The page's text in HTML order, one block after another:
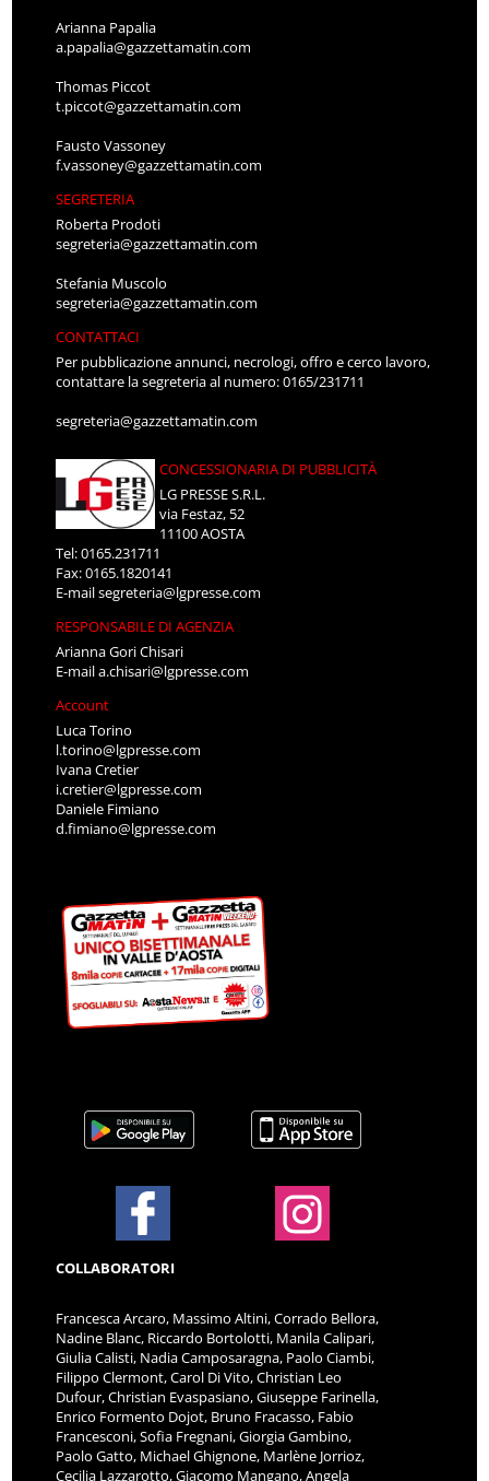
Arianna Papalia
a.papalia@gazzettamatin.com
Thomas Piccot
t.piccot@gazzettamatin.com
Fausto Vassoney
f.vassoney@gazzettamatin.com
SEGRETERIA
Roberta Prodoti
segreteria@gazzettamatin.com
Stefania Muscolo
segreteria@gazzettamatin.com
CONTATTACI
Per pubblicazione annunci, necrologi, offro e cerco lavoro,
contattare la segreteria al numero: 0165/231711
segreteria@gazzettamatin.com
CONCESSIONARIA DI PUBBLICITÀ
LG PRESSE S.R.L.
via Festaz, 52
11100 AOSTA
Tel: 0165.231711
Fax: 0165.1820141
E-mailsegreteria@lgpresse.com
RESPONSABILE DI AGENZIA
Arianna Gori Chisari
E-maila.chisari@lgpresse.com
Account
Luca Torino
l.torino@lgpresse.com
Ivana Cretier
i.cretier@lgpresse.com
Daniele Fimiano
d.fimiano@lgpresse.com
COLLABORATORI
Francesca Arcaro, Massimo Altini, Corrado Bellora,
Nadine Blanc, Riccardo Bortolotti, Manila Calipari,
Giulia Calisti, Nadia Camposaragna, Paolo Ciambi,
Filippo Clermont, Carol Di Vito, Christian Leo
Dufour, Christian Evaspasiano, Giuseppe Farinella,
Enrico Formento Dojot, Bruno Fracasso, Fabio
Francesconi, Sofia Fregnani, Giorgia Gambino,
Paolo Gatto, Michael Ghignone, Marlène Jorrioz,
Cecilia Lazzarotto, Giacomo Mangano, Angela